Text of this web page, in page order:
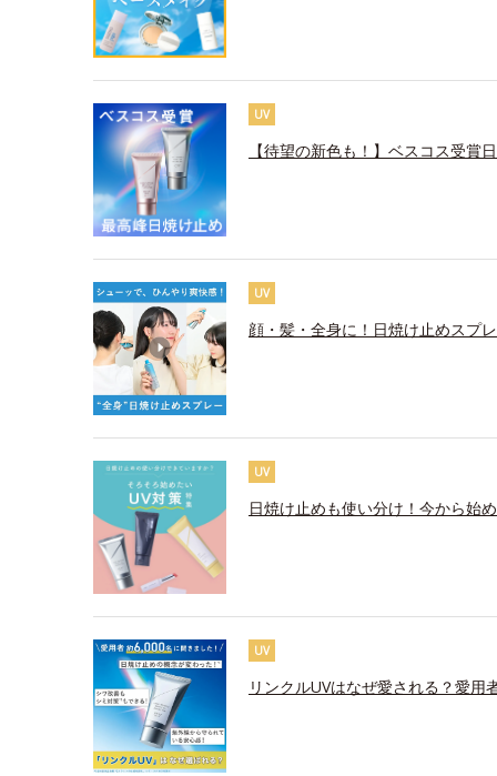
UV
【待望の新色も！】ベスコス受賞
UV
顔・髪・全身に！日焼け止めスプ
UV
日焼け止めも使い分け！今から始
UV
リンクルUVはなぜ愛される？愛